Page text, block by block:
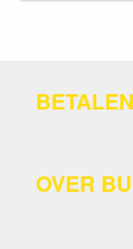
OVER